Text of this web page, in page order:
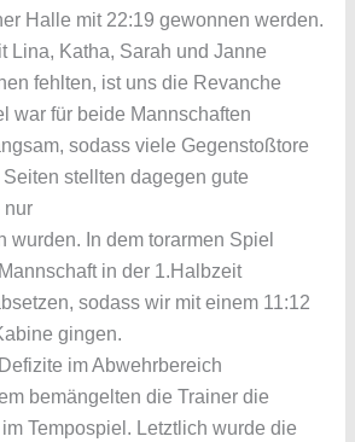
Halle mit 22:19 gewonnen werden.
Lina, Katha, Sarah und Janne
fehlten, ist uns die Revanche
war für beide Mannschaften
sodass viele Gegenstoßtore
stellten dagegen gute
nur
wurden. In dem torarmen Spiel
in der 1.Halbzeit
sodass wir mit einem 11:12
gingen.
im Abwehrbereich
bemängelten die Trainer die
Tempospiel. Letztlich wurde die